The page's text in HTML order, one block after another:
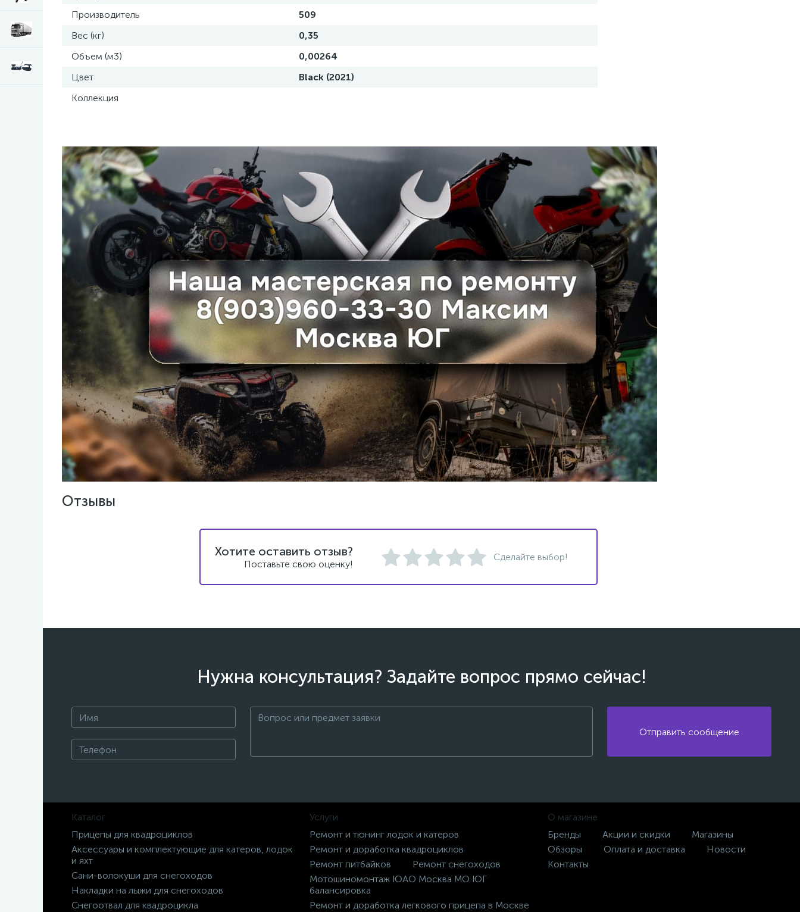
Производитель
509
Вес (кг)
0,35
Объем (м3)
0,00264
Цвет
Black (2021)
Коллекция
Отзывы
Хотите оставить отзыв?
Поставьте свою оценку!
Сделайте выбор!
Нужна консультация? Задайте вопрос прямо сейчас!
Отправить сообщение
Каталог
Прицепы для квадроциклов
Аксессуары и комплектующие для катеров, лодок
и яхт
Сани-волокуши для снегоходов
Накладки на лыжи для снегоходов
Снегоотвал для квадроцикла
Услуги
Ремонт и тюнинг лодок и катеров
Ремонт и доработка квадроциклов
Ремонт питбайков
Ремонт снегоходов
Мотошиномонтаж ЮАО Москва МО ЮГ
балансировка
Ремонт и доработка легкового прицепа в Москве
О магазине
Бренды
Акции и скидки
Магазины
Обзоры
Оплата и доставка
Новости
Контакты